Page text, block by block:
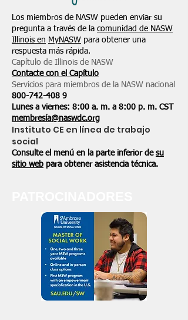
Los miembros de NASW pueden enviar su
pregunta a través de la comunidad de NASW
Illinois en MyNASW para obtener una
respuesta más rápida.
Capítulo de Illinois de NASW
Contacte con el Capítulo
Servicios para miembros de la NASW nacional
800-742-408 9
Lunes a viernes: 8:00 a. m. a 8:00 p. m. CST
membresía@naswdc.org
Instituto CE en línea de trabajo
social
Consulte el menú en la parte inferior de su
sitio web para obtener asistencia técnica.